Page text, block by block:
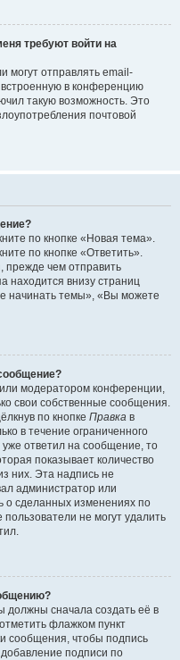
требуют войти на
могут отправлять email-
в конференцию
такую возможность. Это
почтовой
по кнопке «Новая тема».
по кнопке «Ответить».
прежде чем отправить
находится внизу страниц
начинать темы», «Вы можете
модератором конференции,
свои собственные сообщения.
по кнопке Правка в
в течение ограниченного
ответил на сообщение, то
показывает количество
них. Эта надпись не
администратор или
о сделанных изменениях по
не могут удалить
должны сначала создать её в
флажком пункт
сообщения, чтобы подпись
подписи по